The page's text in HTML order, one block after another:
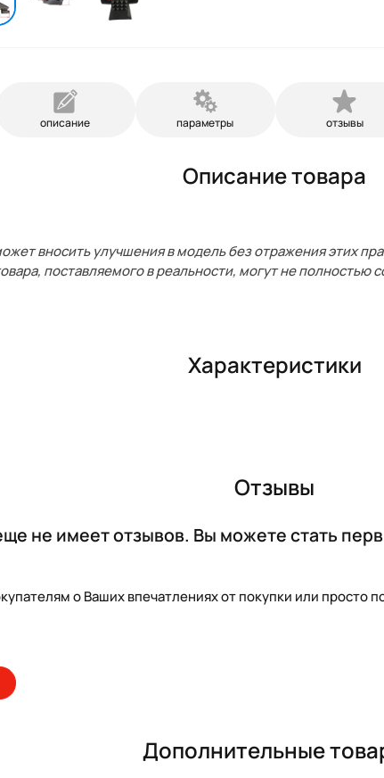
описание параметры отзывы
Описание товара
вносить улучшения в модель без отражения этих
поставляемого в реальности, могут не полностью
Характеристики
Отзывы
не имеет отзывов. Вы можете стать
о Ваших впечатлениях от покупки или просто
Дополнительные